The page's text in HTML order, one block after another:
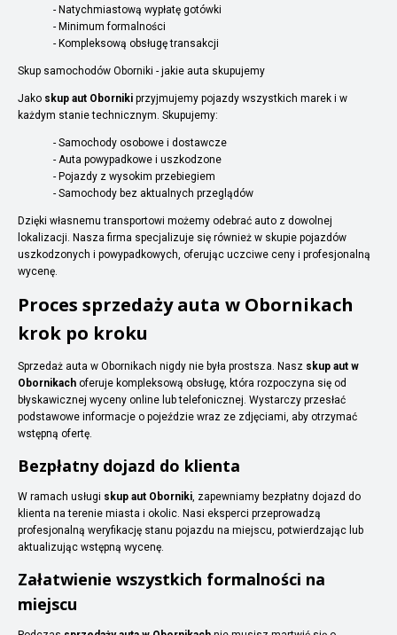
- Natychmiastową wypłatę gotówki
- Minimum formalności
- Kompleksową obsługę transakcji
Skup samochodów Oborniki - jakie auta skupujemy
Jako skup aut Oborniki przyjmujemy pojazdy wszystkich marek i w
każdym stanie technicznym. Skupujemy:
- Samochody osobowe i dostawcze
- Auta powypadkowe i uszkodzone
- Pojazdy z wysokim przebiegiem
- Samochody bez aktualnych przeglądów
Dzięki własnemu transportowi możemy odebrać auto z dowolnej
lokalizacji. Nasza firma specjalizuje się również w skupie pojazdów
uszkodzonych i powypadkowych, oferując uczciwe ceny i profesjonalną
wycenę.
Proces sprzedaży auta w Obornikach
krok po kroku
Sprzedaż auta w Obornikach nigdy nie była prostsza. Nasz skup aut w
Obornikach oferuje kompleksową obsługę, która rozpoczyna się od
błyskawicznej wyceny online lub telefonicznej. Wystarczy przesłać
podstawowe informacje o pojeździe wraz ze zdjęciami, aby otrzymać
wstępną ofertę.
Bezpłatny dojazd do klienta
W ramach usługi skup aut Oborniki, zapewniamy bezpłatny dojazd do
klienta na terenie miasta i okolic. Nasi eksperci przeprowadzą
profesjonalną weryfikację stanu pojazdu na miejscu, potwierdzając lub
aktualizując wstępną wycenę.
Załatwienie wszystkich formalności na
miejscu